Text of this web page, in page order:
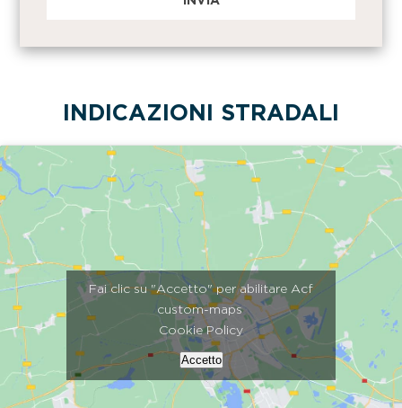
INDICAZIONI STRADALI
Fai clic su "Accetto" per abilitare Acf
custom-maps
Cookie Policy
Accetto